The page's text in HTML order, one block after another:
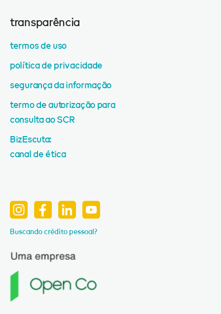
transparência
termos de uso
política de privacidade
segurança da informação
termo de autorização para
consulta ao SCR
BizEscuta:
canal de ética
Buscando crédito pessoal?